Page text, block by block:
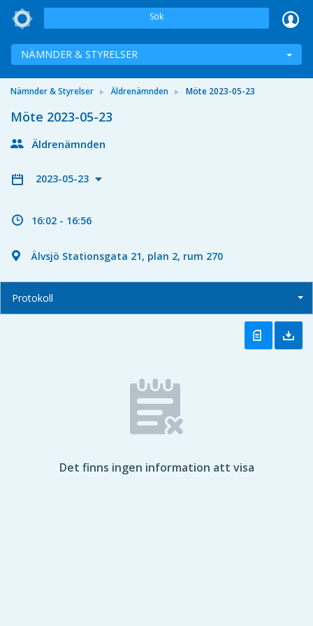
Sök
NÄMNDER & STYRELSER
Nämnder & Styrelser Äldrenämnden Möte 2023-05-23
Möte 2023-05-23
Äldrenämnden
2023-05-23
16:02 - 16:56
Älvsjö Stationsgata 21, plan 2, rum 270
Protokoll
Det finns ingen information att visa